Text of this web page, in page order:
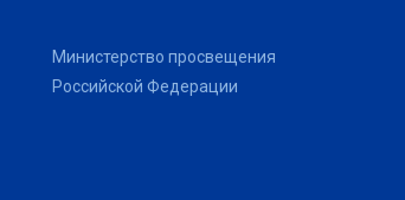
Министерство просвещения
Российской Федерации